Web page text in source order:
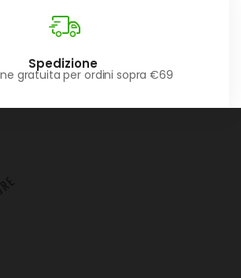
Spedizione
gratuita per ordini sopra €69